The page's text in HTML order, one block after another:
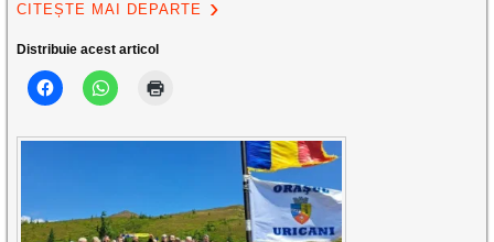
CITEȘTE MAI DEPARTE
Distribuie acest articol